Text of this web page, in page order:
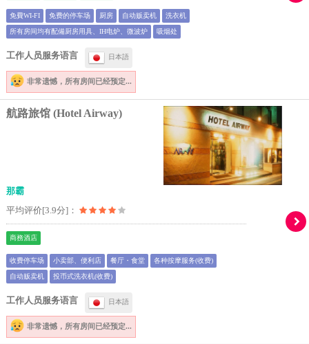
免費WI-FI 免费的停车场 厨房 自动贩卖机 洗衣机
所有房间均有配備厨房用具、IH电炉、微波炉 吸烟处
工作人员服务语言 日本語
非常遗憾， 所有房间已经预定...
航路旅馆 (Hotel Airway)
那霸
平均评价[3.9分]：
商務酒店
收费停车场 小卖部、便利店 餐厅・食堂 各种按摩服务(收费)
自动贩卖机 投币式洗衣机(收费)
工作人员服务语言 日本語
非常遗憾， 所有房间已经预定...